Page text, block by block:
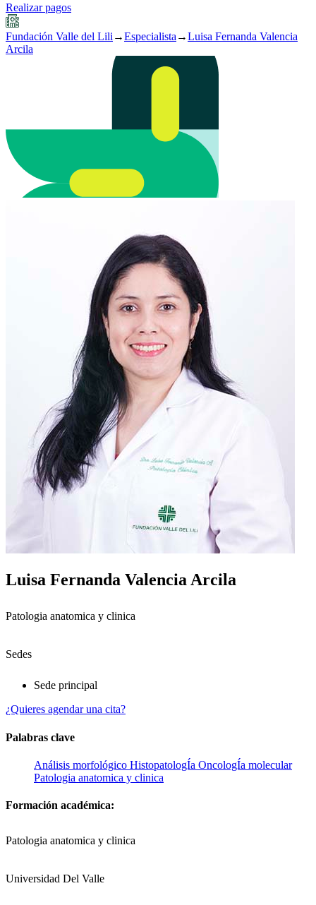
Realizar pagos
Fundación Valle del Lili →Especialista →Luisa Fernanda Valencia
Arcila
Luisa Fernanda Valencia Arcila
Patologia anatomica y clinica
Sedes
Sede principal
¿Quieres agendar una cita?
Palabras clave
Análisis morfológico HistopatologÍa OncologÍa molecular
Patologia anatomica y clinica
Formación académica:
Patologia anatomica y clinica
Universidad Del Valle